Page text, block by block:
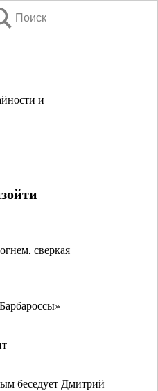
Поиск
и
сверкая
беседует Дмитрий